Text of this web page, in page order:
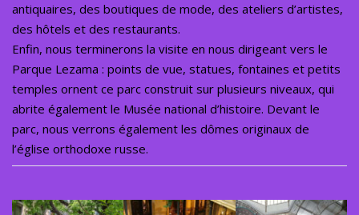
antiquaires, des boutiques de mode, des ateliers d’artistes,
des hôtels et des restaurants.
Enfin, nous terminerons la visite en nous dirigeant vers le
Parque Lezama : points de vue, statues, fontaines et petits
temples ornent ce parc construit sur plusieurs niveaux, qui
abrite également le Musée national d’histoire. Devant le
parc, nous verrons également les dômes originaux de
l’église orthodoxe russe.